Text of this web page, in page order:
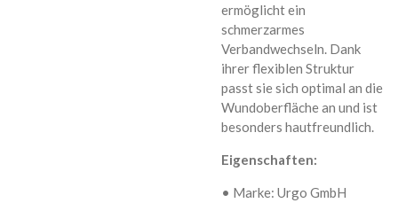
ermöglicht ein
schmerzarmes
Verbandwechseln. Dank
ihrer flexiblen Struktur
passt sie sich optimal an die
Wundoberfläche an und ist
besonders hautfreundlich.
Eigenschaften:
• Marke: Urgo GmbH